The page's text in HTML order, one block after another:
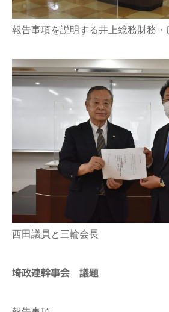
報告事項を説明する井上総務財務
西田議員と三輪会長
埼政連幹事会 議題